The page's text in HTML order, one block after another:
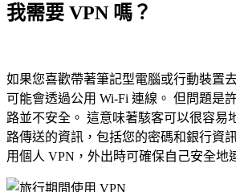
我需要 VPN 嗎？
如果您喜歡帶著筆記型電腦或行動裝置
可能會透過公用 Wi-Fi 連線。 但問題是
路並不安全。 這意味著駭客可以很容易
路傳送的資訊，包括您的密碼和銀行資
用個人 VPN，外出時可確保自己安全地